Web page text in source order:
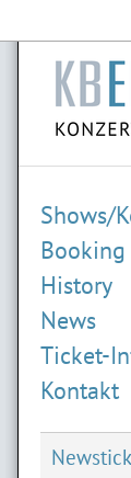
Shows/
Booking
History
News
Ticket-
Kontakt